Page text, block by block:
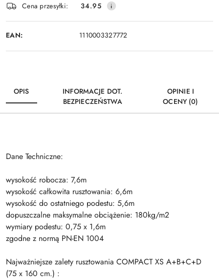
Wyślij
i
dostawa
Cena przesyłki: 34.95
EAN: 1110003327772
OPIS
INFORMACJE DOT.
BEZPIECZEŃSTWA
OPINIE I
OCENY (0)
Dane Techniczne:
wysokość robocza: 7,6m
wysokość całkowita rusztowania: 6,6m
wysokość do ostatniego podestu: 5,6m
dopuszczalne maksymalne obciążenie: 180kg/m2
wymiary podestu: 0,75 x 1,6m
zgodne z normą PN-EN 1004
Najważniejsze zalety rusztowania COMPACT XS A+B+C+D
(75 x 160 cm.) :